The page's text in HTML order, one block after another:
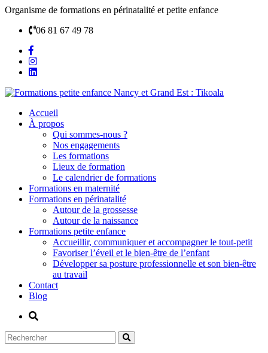
Organisme de formations en périnatalité et petite enfance
06 81 67 49 78
Accueil
À propos
Qui sommes-nous ?
Nos engagements
Les formations
Lieux de formation
Le calendrier de formations
Formations en maternité
Formations en périnatalité
Autour de la grossesse
Autour de la naissance
Formations petite enfance
Accueillir, communiquer et accompagner le tout-petit
Favoriser l’éveil et le bien-être de l’enfant
Développer sa posture professionnelle et son bien-être
au travail
Contact
Blog